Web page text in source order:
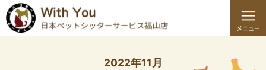
2022年11月